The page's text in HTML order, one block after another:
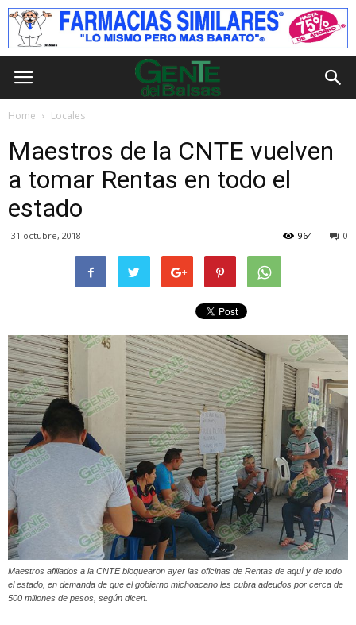
Home Locales
Maestros de la CNTE vuelven
a tomar Rentas en todo el
estado
31 octubre, 2018 0
964
Maestros afiliados a la CNTE bloquearon ayer las oficinas de Rentas de aquí y de todo
el estado, en demanda de que el gobierno michoacano les cubra adeudos por cerca de
500 millones de pesos, según dicen.